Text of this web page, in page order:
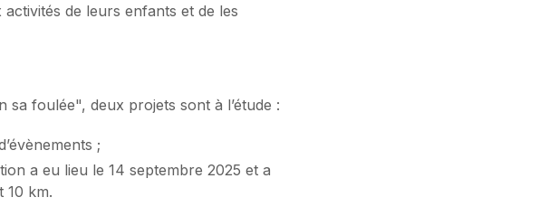
de leurs enfants et de les
foulée", deux projets sont à l’étude :
;
a eu lieu le 14 septembre 2025 et a
10 km.